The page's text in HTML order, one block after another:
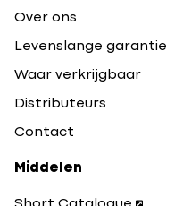
Over ons
Levenslange garantie
Waar verkrijgbaar
Distributeurs
Contact
Middelen